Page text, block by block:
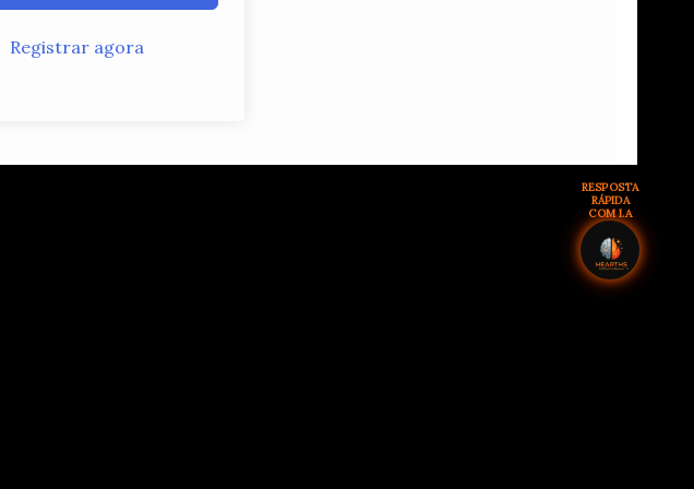
RESPOSTA
RÁPIDA
COM I.A
Registrar agora